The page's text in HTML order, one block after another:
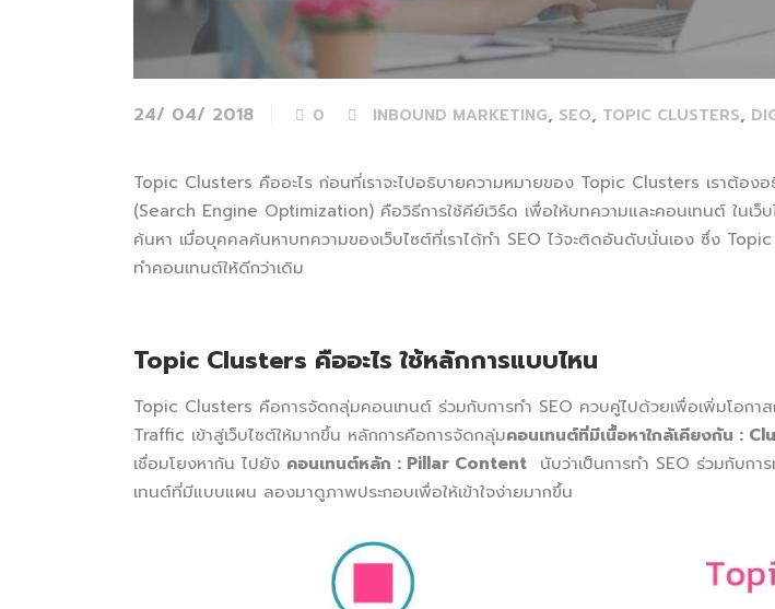
24/ 04/ 2018 0 INBOUND MARKETING, SEO, TOPIC CLUSTERS,
Topic Clusters คืออะไร ก่อนที่เราจะไปอธิบายความหมายของ Topic Clusters เราต้องอ
(Search Engine Optimization) คือวิธีการใช้คีย์เวิร์ด เพื่อให้บทความและคอนเทนต์ ในเว็
ค้นหา เมื่อบุคคลค้นหาบทความของเว็บไซต์ที่เราได้ทำ SEO ไว้จะติดอันดับนั่นเอง ซึ่ง
ทำคอนเทนต์ให้ดีกว่าเดิม
Topic Clusters คืออะไรใช้หลักการแบบไหน
Topic Clusters คือการจัดกลุ่มคอนเทนต์ ร่วมกับการทำ SEO ควบคู่ไปด้วยเพื่อเพิ่มโอกา
Traffic เข้าสู่เว็บไซต์ให้มากขึ้น หลักการคือการจัดกลุ่มคอนเทนต์ที่มีเนื้อหาใกล้เคียงกัน :
เชื่อมโยงหากัน ไปยัง คอนเทนต์หลัก : Pillar Content นับว่าเป็นการทำ SEO ร่วมกับกา
เทนต์ที่มีแบบแผน ลองมาดูภาพประกอบเพื่อให้เข้าใจง่ายมากขึ้น